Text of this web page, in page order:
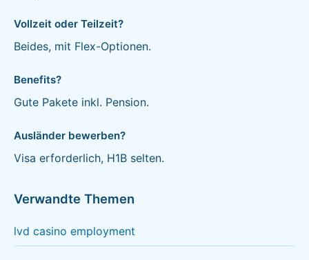
Vollzeit oder Teilzeit?
Beides, mit Flex-Optionen.
Benefits?
Gute Pakete inkl. Pension.
Ausländer bewerben?
Visa erforderlich, H1B selten.
Verwandte Themen
lvd casino employment